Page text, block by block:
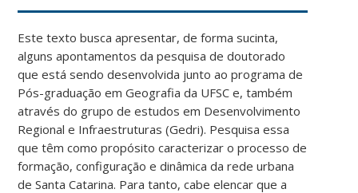
Este texto busca apresentar, de forma sucinta,
alguns apontamentos da pesquisa de doutorado
que está sendo desenvolvida junto ao programa de
Pós-graduação em Geografia da UFSC e, também
através do grupo de estudos em Desenvolvimento
Regional e Infraestruturas (Gedri). Pesquisa essa
que têm como propósito caracterizar o processo de
formação, configuração e dinâmica da rede urbana
de Santa Catarina. Para tanto, cabe elencar que a